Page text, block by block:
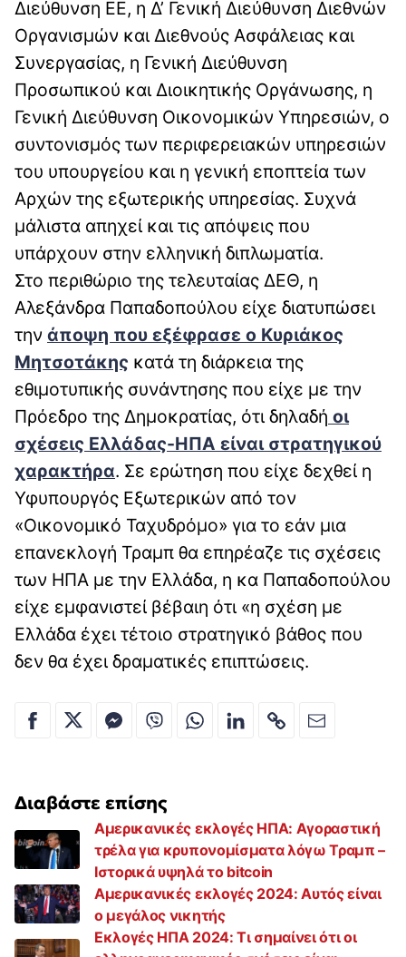
Διεύθυνση ΕΕ, η Δ’ Γενική Διεύθυνση Διεθνών
Οργανισμών και Διεθνούς Ασφάλειας και
Συνεργασίας, η Γενική Διεύθυνση
Προσωπικού και Διοικητικής Οργάνωσης, η
Γενική Διεύθυνση Οικονομικών Υπηρεσιών, ο
συντονισμός των περιφερειακών υπηρεσιών
του υπουργείου και η γενική εποπτεία των
Αρχών της εξωτερικής υπηρεσίας. Συχνά
μάλιστα απηχεί και τις απόψεις που
υπάρχουν στην ελληνική διπλωματία.
Στο περιθώριο της τελευταίας ΔΕΘ, η
Αλεξάνδρα Παπαδοπούλου είχε διατυπώσει
την άποψη που εξέφρασε ο Κυριάκος
Μητσοτάκης κατά τη διάρκεια της
εθιμοτυπικής συνάντησης που είχε με την
Πρόεδρο της Δημοκρατίας, ότι δηλαδή οι
σχέσεις Ελλάδας-ΗΠΑ είναι στρατηγικού
χαρακτήρα. Σε ερώτηση που είχε δεχθεί η
Υφυπουργός Εξωτερικών από τον
«Οικονομικό Ταχυδρόμο» για το εάν μια
επανεκλογή Τραμπ θα επηρέαζε τις σχέσεις
των ΗΠΑ με την Ελλάδα, η κα Παπαδοπούλου
είχε εμφανιστεί βέβαιη ότι «η σχέση με
Ελλάδα έχει τέτοιο στρατηγικό βάθος που
δεν θα έχει δραματικές επιπτώσεις.
Διαβάστε επίσης
Αμερικανικές εκλογές ΗΠΑ: Αγοραστική
τρέλα για κρυπονομίσματα λόγω Τραμπ –
Iστορικά υψηλά το bitcoin
Aμερικανικές εκλογές 2024: Αυτός είναι
ο μεγάλος νικητής
Εκλογές ΗΠΑ 2024: Τι σημαίνει ότι οι